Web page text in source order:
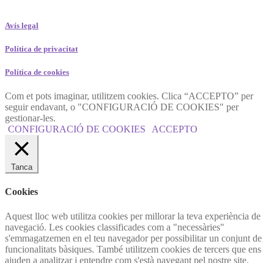
Avís legal
Política de privacitat
Política de cookies
Com et pots imaginar, utilitzem cookies. Clica “ACCEPTO” per
seguir endavant, o "CONFIGURACIÓ DE COOKIES" per
gestionar-les.
CONFIGURACIÓ DE COOKIES
ACCEPTO
Tanca
Cookies
Aquest lloc web utilitza cookies per millorar la teva experiència de
navegació. Les cookies classificades com a "necessàries"
s'emmagatzemen en el teu navegador per possibilitar un conjunt de
funcionalitats bàsiques. També utilitzem cookies de tercers que ens
ajuden a analitzar i entendre com s'està navegant pel nostre site.